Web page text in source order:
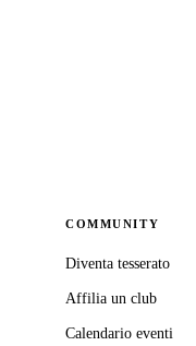
COMMUNITY
Diventa tesserato
Affilia un club
Calendario eventi